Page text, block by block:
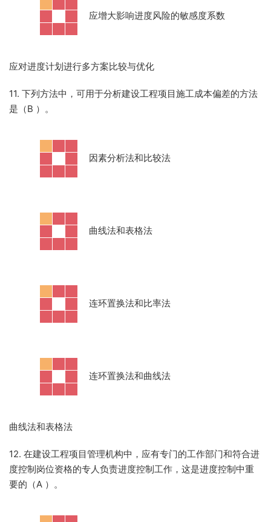
应增大影响进度风险的敏感度系数
应对进度计划进行多方案比较与优化
11. 下列方法中，可用于分析建设工程项目施工成本偏差的方法
是（B ）。
因素分析法和比较法
曲线法和表格法
连环置换法和比率法
连环置换法和曲线法
曲线法和表格法
12. 在建设工程项目管理机构中，应有专门的工作部门和符合进
度控制岗位资格的专人负责进度控制工作，这是进度控制中重
要的（A ）。